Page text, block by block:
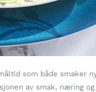
som både smaker
av smak, næring